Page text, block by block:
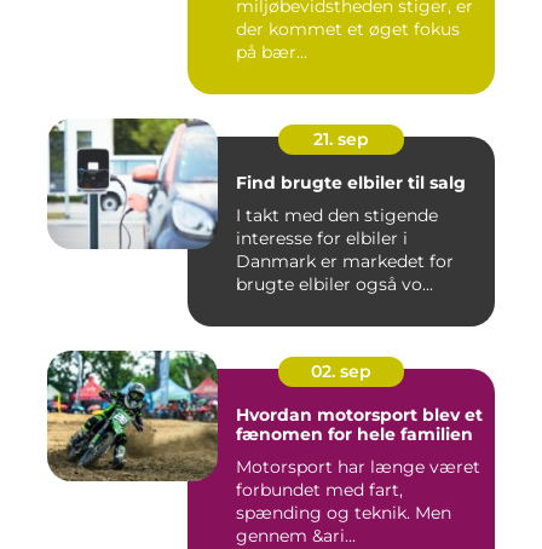
miljøbevidstheden stiger, er
der kommet et øget fokus
på bær...
21. sep
Find brugte elbiler til salg
I takt med den stigende
interesse for elbiler i
Danmark er markedet for
brugte elbiler også vo...
02. sep
Hvordan motorsport blev et
fænomen for hele familien
Motorsport har længe været
forbundet med fart,
spænding og teknik. Men
gennem &ari...